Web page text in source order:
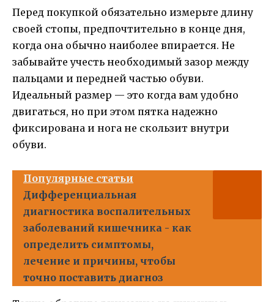
Перед покупкой обязательно измерьте длину
своей стопы, предпочтительно в конце дня,
когда она обычно наиболее впирается. Не
забывайте учесть необходимый зазор между
пальцами и передней частью обуви.
Идеальный размер — это когда вам удобно
двигаться, но при этом пятка надежно
фиксирована и нога не скользит внутри
обуви.
Популярные статьи
Дифференциальная
диагностика воспалительных
заболеваний кишечника - как
определить симптомы,
лечение и причины, чтобы
точно поставить диагноз